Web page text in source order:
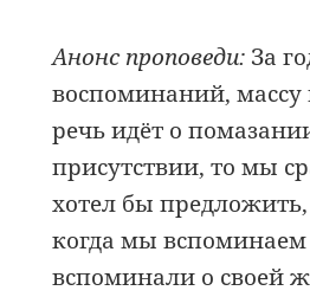
Анонс проповеди: За
воспоминаний,
речь идёт о
присутствии, то мы
хотел бы
когда мы
вспоминали о своей